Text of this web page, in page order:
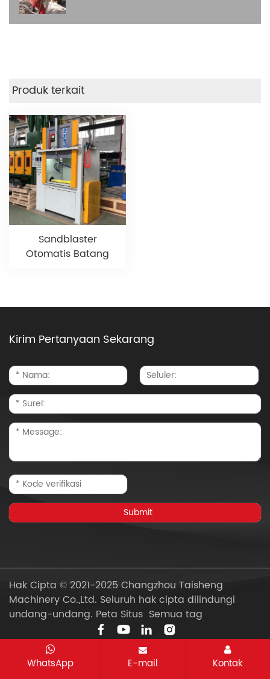
Produk terkait
Sandblaster
Otomatis Batang
Kirim Pertanyaan Sekarang
Hak Cipta © 2021-2025 Changzhou Taisheng
Machinery Co.,Ltd. Seluruh hak cipta dilindungi
undang-undang. Peta Situs Semua tag
WhatsApp E-mail Kontak